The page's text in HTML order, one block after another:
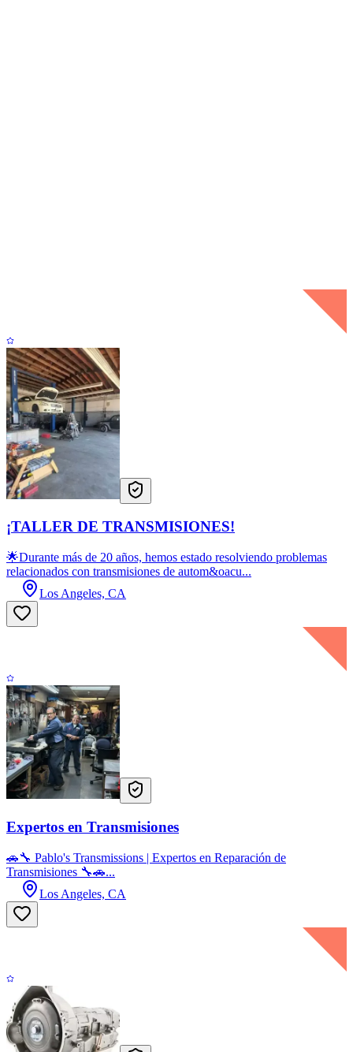
¡TALLER DE TRANSMISIONES!
🌟Durante más de 20 años, hemos estado resolviendo problemas
relacionados con transmisiones de autom&oacu...
Los Angeles, CA
Expertos en Transmisiones
🚗🔧 Pablo's Transmissions | Expertos en Reparación de
Transmisiones 🔧🚗...
Los Angeles, CA